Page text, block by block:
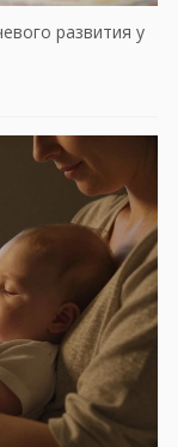
развития у